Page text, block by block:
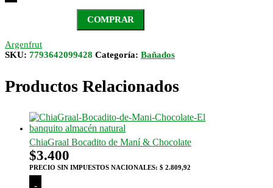
COMPRAR
Argenfrut
SKU: 7793642099428 Categoría: Bañados
Productos Relacionados
ChiaGraal Bocadito de Maní & Chocolate
$3.400
PRECIO SIN IMPUESTOS NACIONALES: $ 2.809,92
-